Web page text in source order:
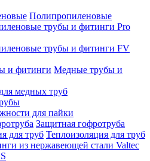
Полипропиленовые
трубы и фитинги Pro
трубы и фитинги FV
Медные трубы и
медных труб
для пайки
Защитная гофротруба
Теплоизоляция для труб